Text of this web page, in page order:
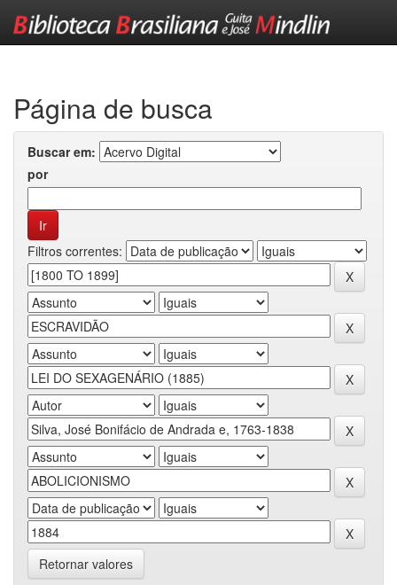
Página de busca
Buscar em:
por
Filtros correntes:
Retornar valores